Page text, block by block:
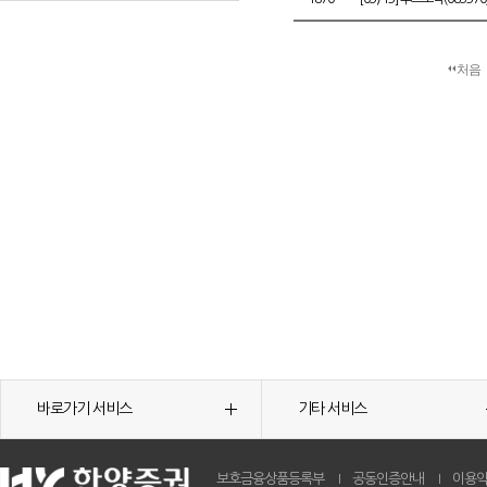
처음
바로가기 서비스 기타 서비스
보호금융상품등록부 공동인증안내 이용